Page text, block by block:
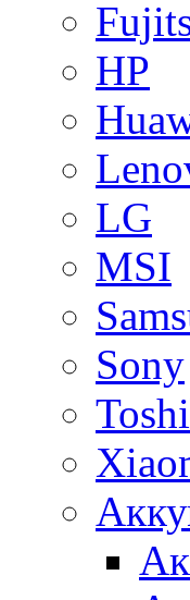
HP
LG
MSI
Sony